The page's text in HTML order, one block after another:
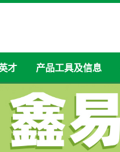
才 产品工具及信息